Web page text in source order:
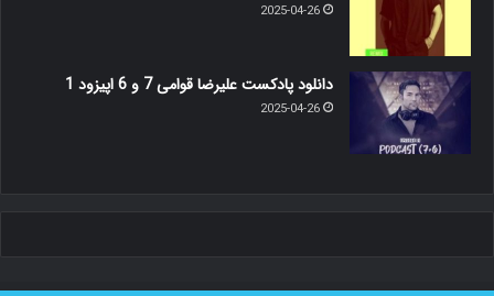
2025-04-26
دانلود پادکست علیرضا قوامی 7 و 6 اپیزود 1
2025-04-26